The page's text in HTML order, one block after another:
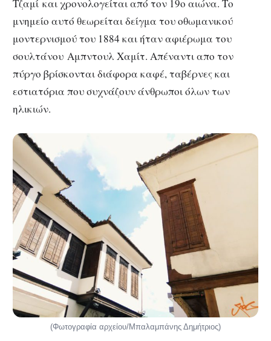
Τζαμί και χρονολογείται από τον 19ο αιώνα. Το
μνημείο αυτό θεωρείται δείγμα του οθωμανικού
μοντερνισμού του 1884 και ήταν αφιέρωμα του
σουλτάνου Αμπντουλ Χαμίτ. Απέναντι απο τον
πύργο βρίσκονται διάφορα καφέ, ταβέρνες και
εστιατόρια που συχνάζουν άνθρωποι όλων των
ηλικιών.
(Φωτογραφία αρχείου/Μπαλαμπάνης Δημήτριος)